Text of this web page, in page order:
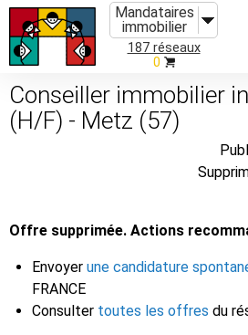
Mandataires
immobilier
187 réseaux
0
Conseiller immobilier
(H/F) - Metz (57)
Offre supprimée. Actions
Envoyer une candidature
FRANCE
Consulter toutes les offres du